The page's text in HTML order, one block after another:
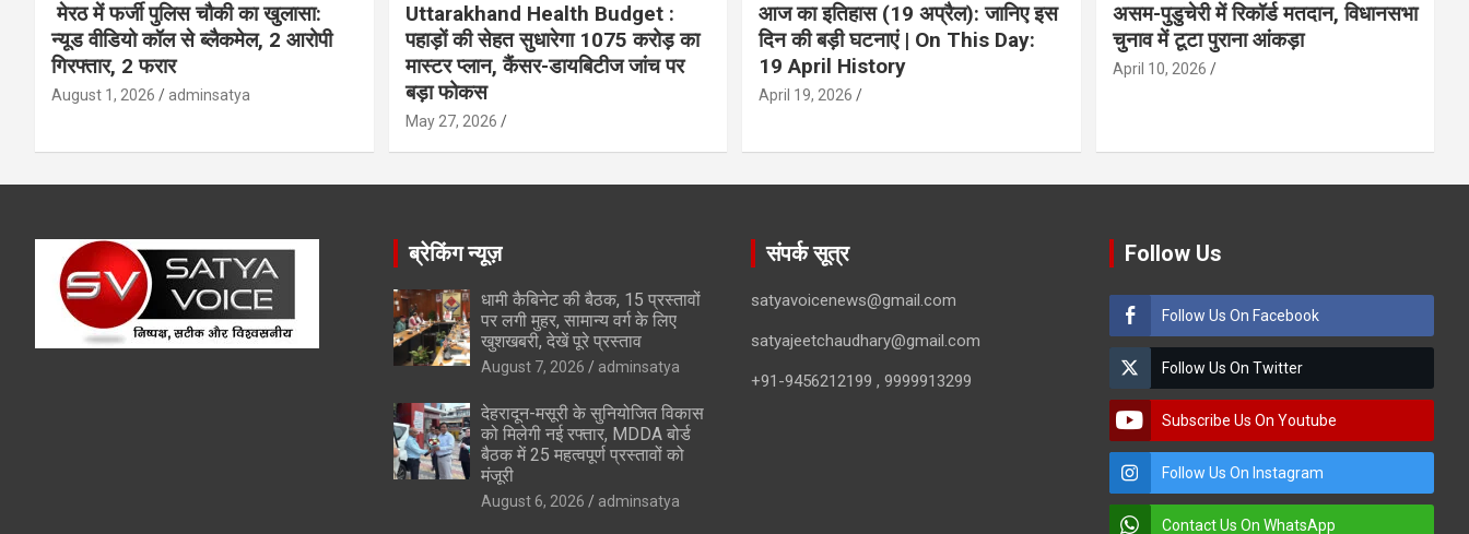
मेरठ में फर्जी पुलिस चौकी का खुलासा:
न्यूड वीडियो कॉल से ब्लैकमेल, 2 आरोपी
गिरफ्तार, 2 फरार
August 1, 2026 adminsatya
Uttarakhand Health Budget :
पहाड़ों की सेहत सुधारेगा 1075 करोड़ का
मास्टर प्लान, कैंसर-डायबिटीज जांच पर
बड़ा फोकस
May 27, 2026
आज का इतिहास (19 अप्रैल): जानिए इस
दिन की बड़ी घटनाएं | On This Day:
19 April History
April 19, 2026
असम-पुडुचेरी में रिकॉर्ड मतदान, विधानसभा
चुनाव में टूटा पुराना आंकड़ा
April 10, 2026
ब्रेकिंग न्यूज़
धामी कैबिनेट की बैठक, 15 प्रस्तावों
पर लगी मुहर, सामान्य वर्ग के लिए
खुशखबरी, देखें पूरे प्रस्ताव
August 7, 2026 adminsatya
देहरादून-मसूरी के सुनियोजित विकास
को मिलेगी नई रफ्तार, MDDA बोर्ड
बैठक में 25 महत्वपूर्ण प्रस्तावों को
मंजूरी
August 6, 2026 adminsatya
संपर्क सूत्र
satyavoicenews@gmail.com
satyajeetchaudhary@gmail.com
+91-9456212199 , 9999913299
Follow Us
Follow Us On Facebook
Follow Us On Twitter
Subscribe Us On Youtube
Follow Us On Instagram
Contact Us On WhatsApp